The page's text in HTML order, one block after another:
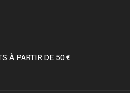
À PARTIR DE 50 €